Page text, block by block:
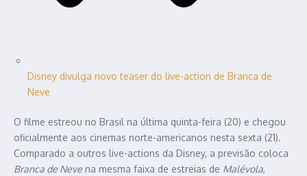
Disney divulga novo teaser do live-action de Branca de
Neve
O filme estreou no Brasil na última quinta-feira (20) e chegou
oficialmente aos cinemas norte-americanos nesta sexta (21).
Comparado a outros live-actions da Disney, a previsão coloca
Branca de Neve na mesma faixa de estreias de Malévola,